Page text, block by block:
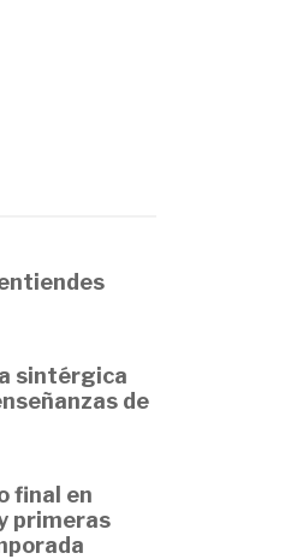
sintérgica
de
final en
primeras